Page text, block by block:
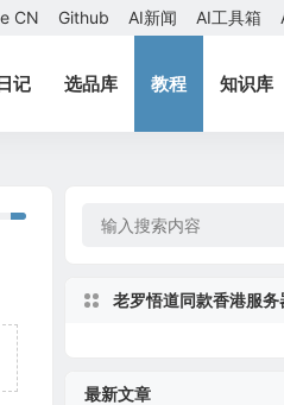
CN Github AI新闻 AI工具箱
记 选品库 教程 知识库
老罗悟道同款香港服务
最新文章